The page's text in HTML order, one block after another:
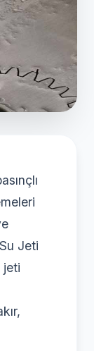
Jeti
jeti